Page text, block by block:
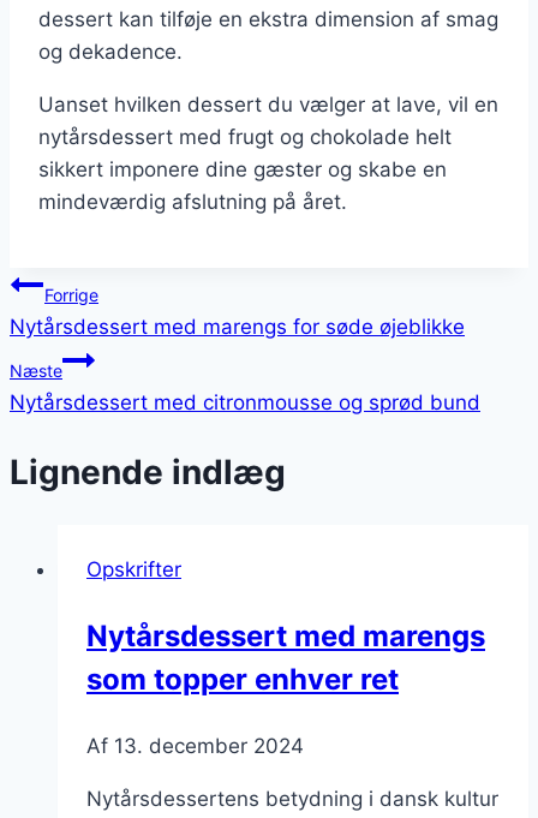
dessert kan tilføje en ekstra dimension af smag
og dekadence.
Uanset hvilken dessert du vælger at lave, vil en
nytårsdessert med frugt og chokolade helt
sikkert imponere dine gæster og skabe en
mindeværdig afslutning på året.
Indlægsnavigation
Forrige
Nytårsdessert med marengs for søde øjeblikke
Næste
Nytårsdessert med citronmousse og sprød bund
Lignende indlæg
Opskrifter
Nytårsdessert med marengs
som topper enhver ret
Af 13. december 2024
Nytårsdessertens betydning i dansk kultur